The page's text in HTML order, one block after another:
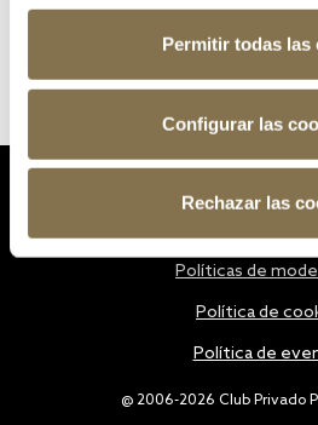
Permitir todas las
Configurar las
Rechazar las
@ 2006-2026 Club Privado
Políticas de
Política de
Política de